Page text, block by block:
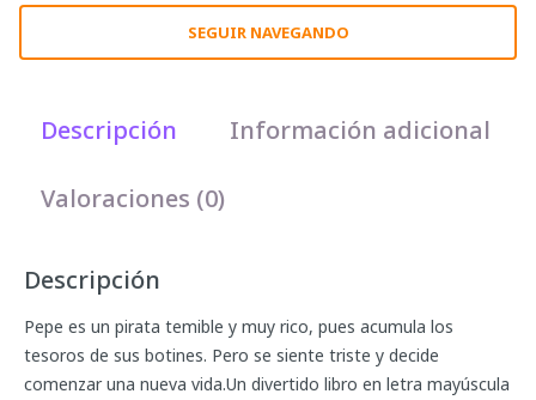
SEGUIR NAVEGANDO
Descripción Información adicional
Valoraciones (0)
Descripción
Pepe es un pirata temible y muy rico, pues acumula los
tesoros de sus botines. Pero se siente triste y decide
comenzar una nueva vida.Un divertido libro en letra mayúscula